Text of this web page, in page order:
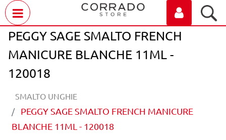
PEGGY SAGE SMALTO FRENCH
MANICURE BLANCHE 11ML -
120018
SMALTO UNGHIE
PEGGY SAGE SMALTO FRENCH MANICURE
BLANCHE 11ML - 120018